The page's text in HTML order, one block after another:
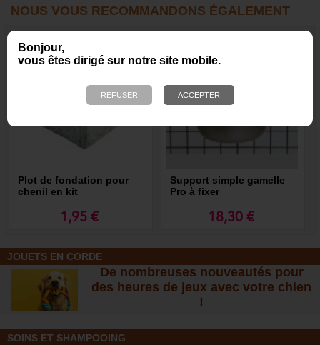
Bonjour,
vous êtes dirigé sur notre site mobile.
NOUS VOUS RECOMMANDONS ÉGALEMENT
Plot de fondation pour
chenil en kit
1,95 €
Support simple gamelle
Pro à fixer
18,30 €
JOUETS EN CORDE
De nombreuses nouveautés pour
des heures de jeux avec votre chien
!
SOINS ET SHAMPOOING